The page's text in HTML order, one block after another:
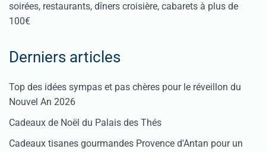
soirées, restaurants, dîners croisière, cabarets à plus de
100€
Derniers articles
Top des idées sympas et pas chères pour le réveillon du
Nouvel An 2026
Cadeaux de Noël du Palais des Thés
Cadeaux tisanes gourmandes Provence d'Antan pour un